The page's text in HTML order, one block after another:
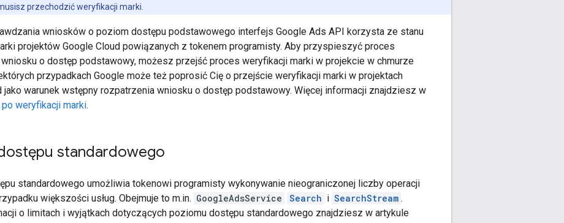
przechodzić weryfikacji marki.
wniosków o poziom dostępu podstawowego interfejs Google Ads API korzysta ze stanu
projektów Google Cloud powiązanych z tokenem programisty. Aby przyspieszyć proces
o dostęp podstawowy, możesz przejść proces weryfikacji marki w projekcie w chmurze
przypadkach Google może też poprosić Cię o przejście weryfikacji marki w projektach
jako warunek wstępny rozpatrzenia wniosku o dostęp podstawowy. Więcej informacji znajdziesz w
weryfikacji marki.
standardowego
standardowego umożliwia tokenowi programisty wykonywanie nieograniczonej liczby operacji
większości usług. Obejmuje to m.in. GoogleAdsService Search i SearchStream .
o limitach i wyjątkach dotyczących poziomu dostępu standardowego znajdziesz w artykule